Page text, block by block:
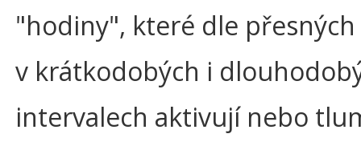
"hodiny", které dle
v krátkodobých i
intervalech aktivují nebo